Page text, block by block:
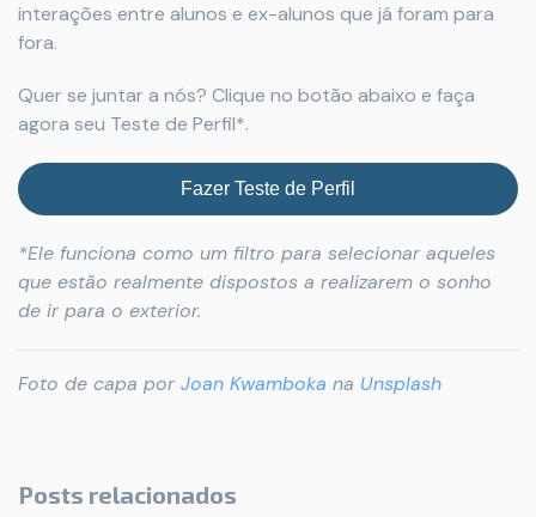
interações entre alunos e ex-alunos que já foram para
fora.
Quer se juntar a nós? Clique no botão abaixo e faça
agora seu Teste de Perfil*.
Fazer Teste de Perfil
*Ele funciona como um filtro para selecionar aqueles
que estão realmente dispostos a realizarem o sonho
de ir para o exterior.
Foto de capa por Joan Kwamboka na Unsplash
Posts relacionados